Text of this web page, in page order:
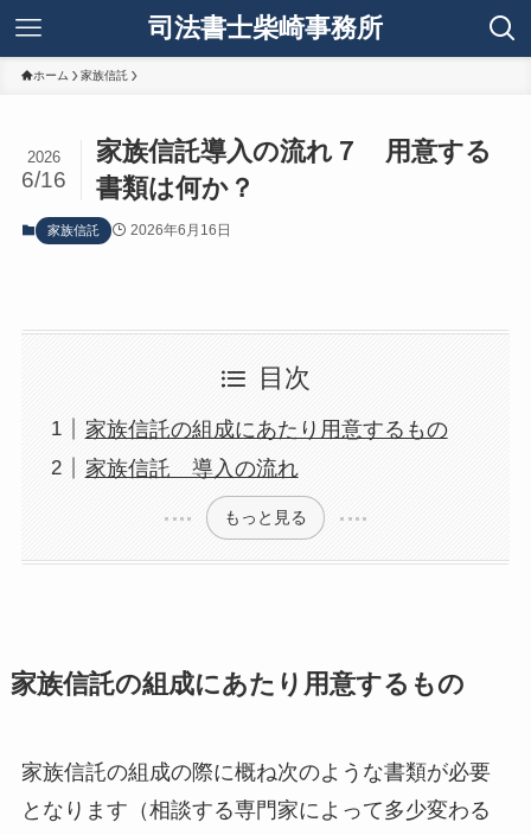
司法書士柴崎事務所
ホーム 家族信託
家族信託導入の流れ７ 用意する
書類は何か？
2026
6/16
家族信託 2026年6月16日
目次
家族信託の組成にあたり用意するもの
家族信託 導入の流れ
もっと見る
家族信託の組成にあたり用意するもの
家族信託の組成の際に概ね次のような書類が必要
となります（相談する専門家によって多少変わる